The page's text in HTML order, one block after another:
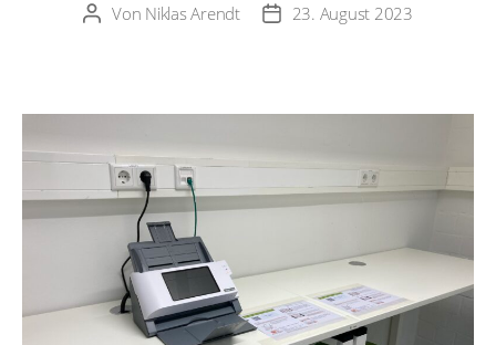
Beitragsautor
Von Niklas Arendt Veröffentlichungsdatum
23. August 2023